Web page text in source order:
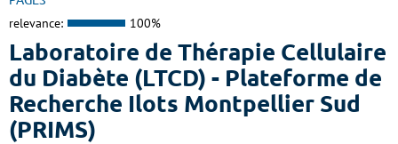
relevance: 100%
Laboratoire de Thérapie Cellulaire
du Diabète (LTCD) - Plateforme de
Recherche Ilots Montpellier Sud
(PRIMS)